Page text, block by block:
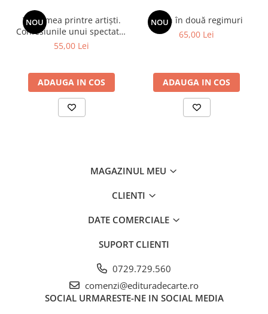
NOU
Viața mea printre artiști.
Confesiunile unui spectator
fidel
55,00 Lei
ADAUGA IN COS
NOU
Spion în două regimuri
65,00 Lei
ADAUGA IN COS
MAGAZINUL MEU
CLIENTI
DATE COMERCIALE
SUPORT CLIENTI
0729.729.560
comenzi@edituradecarte.ro
SOCIAL URMARESTE-NE IN SOCIAL MEDIA